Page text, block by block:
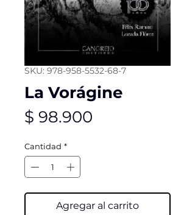
SKU: 978-958-5532-68-7
La Vorágine
$ 98.900
Cantidad *
Agregar al carrito